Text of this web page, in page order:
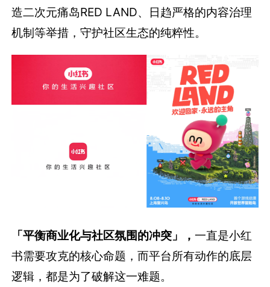
造二次元痛岛RED LAND、日趋严格的内容治理
机制等举措，守护社区生态的纯粹性。
「平衡商业化与社区氛围的冲突」，一直是小红
书需要攻克的核心命题，而平台所有动作的底层
逻辑，都是为了破解这一难题。